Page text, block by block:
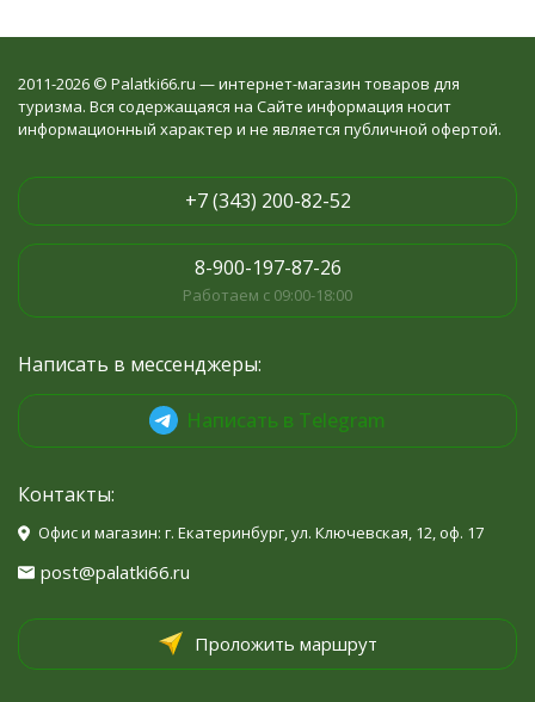
2011-2026 © Palatki66.ru — интернет-магазин товаров для
туризма. Вся содержащаяся на Сайте информация носит
информационный характер и не является публичной офертой.
+7 (343) 200-82-52
8-900-197-87-26
Работаем с 09:00-18:00
Написать в мессенджеры:
Написать в Telegram
Контакты:
Офис и магазин: г. Екатеринбург, ул. Ключевская, 12, оф. 17
post@palatki66.ru
Проложить маршрут